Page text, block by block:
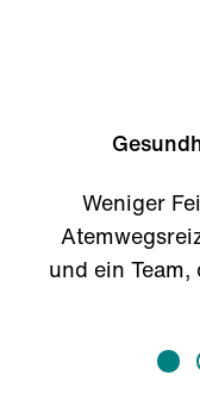
Weniger
und ein